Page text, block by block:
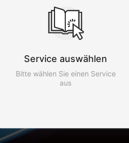
Service auswählen
Bitte wählen Sie einen Service
aus